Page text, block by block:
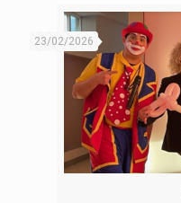
23/02/2026